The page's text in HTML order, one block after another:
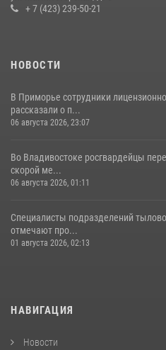
+ 7 (423) 239-50-21
НОВОСТИ
В Приморье сотрудники
рассказали о п...
06 августа 2026, 23:07
Во Владивостоке росгвардейцы
скорой ме...
06 августа 2026, 01:11
Специалисты подразделений
отмечают про...
01 августа 2026, 02:13
НАВИГАЦИЯ
Новости